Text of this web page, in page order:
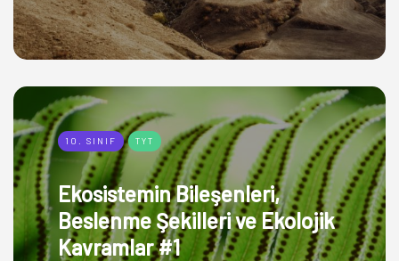
10. SINIF TYT
Ekosistemin Bileşenleri,
Beslenme Şekilleri ve Ekolojik
Kavramlar #1